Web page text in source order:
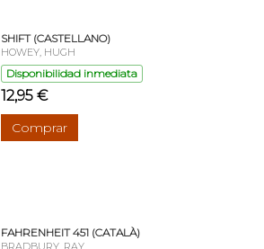
SHIFT (CASTELLANO)
HOWEY, HUGH
Disponibilidad inmediata
12,95 €
Comprar
FAHRENHEIT 451 (CATALÀ)
BRADBURY, RAY